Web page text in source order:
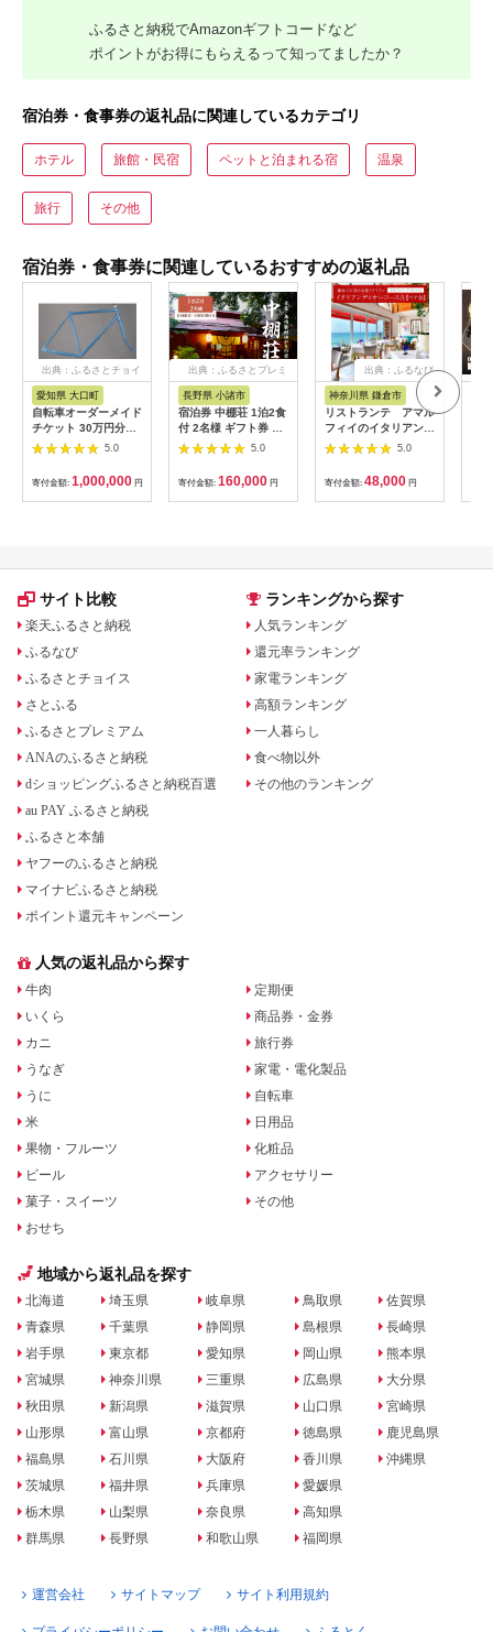
ふるさと納税でAmazonギフトコードなど
ポイントがお得にもらえるって知ってましたか？
宿泊券・食事券の返礼品に関連しているカテゴリ
ホテル 旅館・民宿 ペットと泊まれる宿 温泉
旅行 その他
宿泊券・食事券に関連しているおすすめの返礼品
出典：ふるさとチョイ
愛知県 大口町
自転車オーダーメイド
チケット 30万円分
【1360365】
5.0
寄付金額: 1,000,000 円
出典：ふるさとプレミ
長野県 小諸市
宿泊券 中棚荘 1泊2食
付 2名様 ギフト券 チ
ケット 券 宿泊 旅行
5.0
寄付金額: 160,000 円
出典：ふるなび
神奈川県 鎌倉市
リストランテ アマル
フィイのイタリアンデ
ィナーコースA ペア
5.0
寄付金額: 48,000 円
サイト比較
楽天ふるさと納税
ふるなび
ふるさとチョイス
さとふる
ふるさとプレミアム
ANAのふるさと納税
dショッピングふるさと納税百選
au PAY ふるさと納税
ふるさと本舗
ヤフーのふるさと納税
マイナビふるさと納税
ポイント還元キャンペーン
ランキングから探す
人気ランキング
還元率ランキング
家電ランキング
高額ランキング
一人暮らし
食べ物以外
その他のランキング
人気の返礼品から探す
牛肉
いくら
カニ
うなぎ
うに
米
果物・フルーツ
ビール
菓子・スイーツ
おせち
定期便
商品券・金券
旅行券
家電・電化製品
自転車
日用品
化粧品
アクセサリー
その他
地域から返礼品を探す
北海道
青森県
岩手県
宮城県
秋田県
山形県
福島県
茨城県
栃木県
群馬県
埼玉県
千葉県
東京都
神奈川県
新潟県
富山県
石川県
福井県
山梨県
長野県
岐阜県
静岡県
愛知県
三重県
滋賀県
京都府
大阪府
兵庫県
奈良県
和歌山県
鳥取県
島根県
岡山県
広島県
山口県
徳島県
香川県
愛媛県
高知県
福岡県
佐賀県
長崎県
熊本県
大分県
宮崎県
鹿児島県
沖縄県
運営会社 サイトマップ サイト利用規約